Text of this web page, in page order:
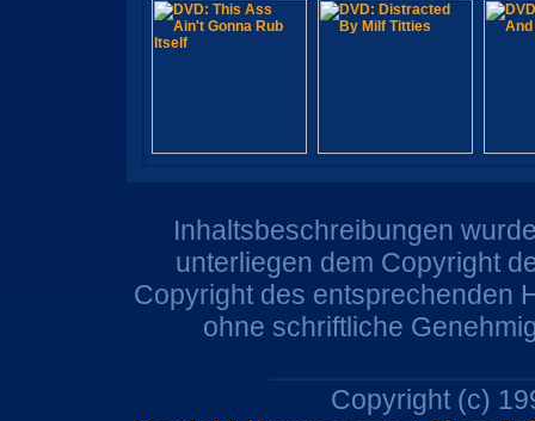
Inhaltsbeschreibungen
unterliegen dem Copyright
Copyright des entsprechenden
ohne schriftliche
Copyright (c)